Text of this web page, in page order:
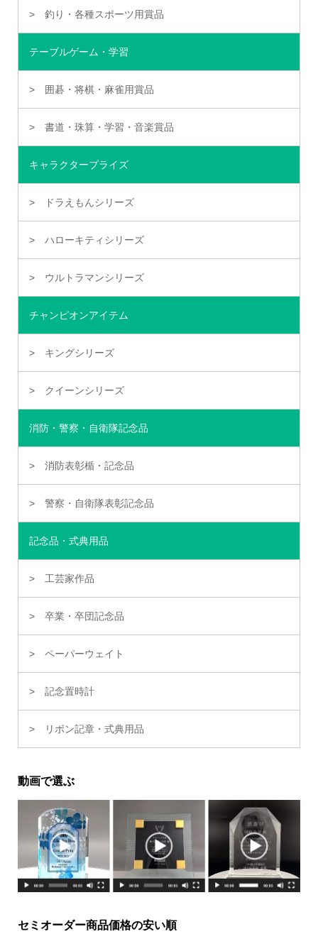
釣り・各種スポーツ用賞品
テーブルゲーム・学習
囲碁・将棋・麻雀用賞品
書道・珠算・学習・音楽賞品
キャラクタープライズ
ドラえもんシリーズ
ハローキティシリーズ
ウルトラマンシリーズ
チャンピオンアイテム
キングシリーズ
クイーンシリーズ
消防・警察・自衛隊記念品
消防表彰楯・記念品
警察・自衛隊表彰記念品
記念品・式典用品
工芸家作品
卒業・卒団記念品
ペーパーウェイト
記念置時計
リボン記章・式典用品
動画で選ぶ
セミオーダー商品価格の安い順